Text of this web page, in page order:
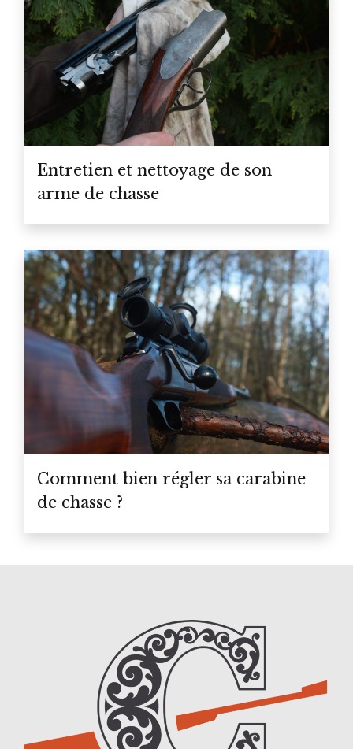
Entretien et nettoyage de son
arme de chasse
Comment bien régler sa carabine
de chasse ?